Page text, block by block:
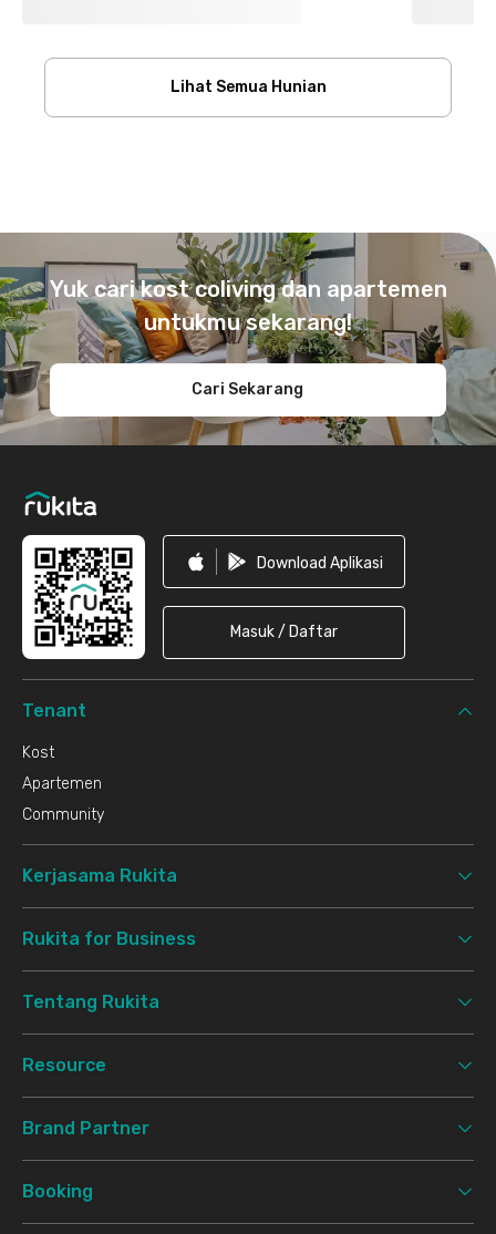
Lihat Semua Hunian
Yuk cari kost coliving dan apartemen
untukmu sekarang!
Cari Sekarang
Download Aplikasi
Masuk / Daftar
Tenant
Kost
Apartemen
Community
Kerjasama Rukita
Rukita for Business
Tentang Rukita
Resource
Brand Partner
Booking